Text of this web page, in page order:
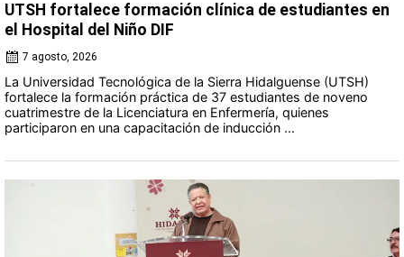
UTSH fortalece formación clínica de estudiantes en
el Hospital del Niño DIF
7 agosto, 2026
La Universidad Tecnológica de la Sierra Hidalguense (UTSH)
fortalece la formación práctica de 37 estudiantes de noveno
cuatrimestre de la Licenciatura en Enfermería, quienes
participaron en una capacitación de inducción ...